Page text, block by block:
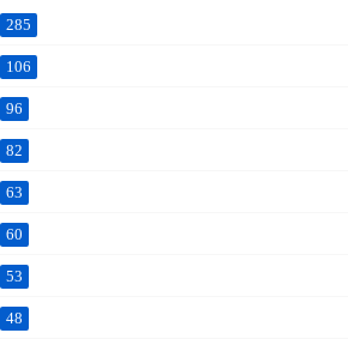
285
106
96
82
63
60
53
48